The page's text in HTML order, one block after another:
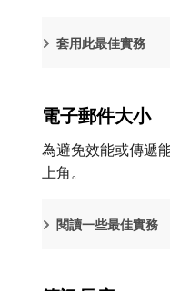
套用此最佳實務
電子郵件大小
為避免效能或傳遞
上角。
閱讀一些最佳實務